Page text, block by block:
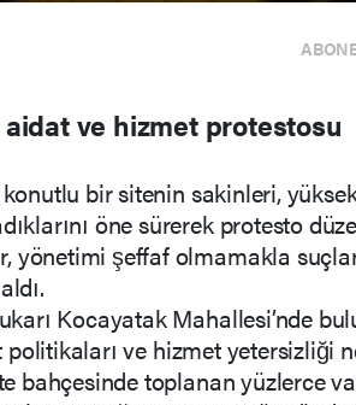
ve hizmet protestosu
bir sitenin sakinleri,
öne sürerek protesto
yönetimi şeffaf olmamakla
Kocayatak Mahallesi’nde
ve hizmet yetersizliği
bahçesinde toplanan yüzlerce